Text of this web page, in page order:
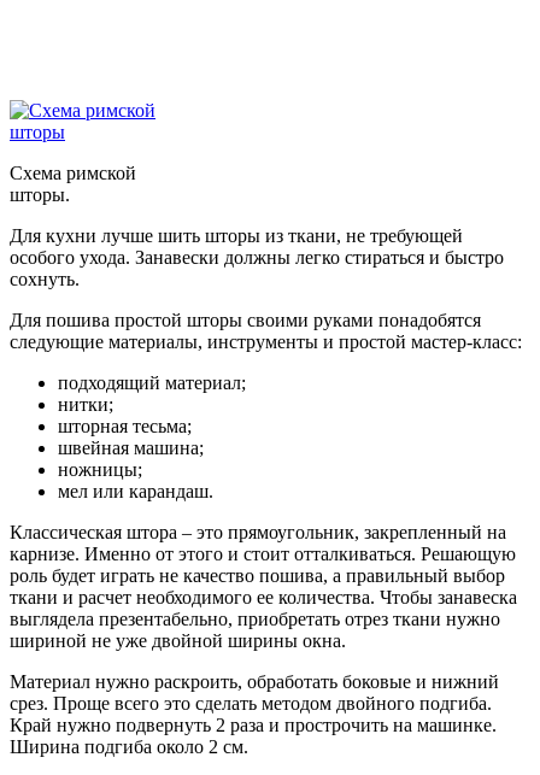
Схема римской
шторы.
Для кухни лучше шить шторы из ткани, не требующей
особого ухода. Занавески должны легко стираться и быстро
сохнуть.
Для пошива простой шторы своими руками понадобятся
следующие материалы, инструменты и простой мастер-класс:
подходящий материал;
нитки;
шторная тесьма;
швейная машина;
ножницы;
мел или карандаш.
Классическая штора – это прямоугольник, закрепленный на
карнизе. Именно от этого и стоит отталкиваться. Решающую
роль будет играть не качество пошива, а правильный выбор
ткани и расчет необходимого ее количества. Чтобы занавеска
выглядела презентабельно, приобретать отрез ткани нужно
шириной не уже двойной ширины окна.
Материал нужно раскроить, обработать боковые и нижний
срез. Проще всего это сделать методом двойного подгиба.
Край нужно подвернуть 2 раза и прострочить на машинке.
Ширина подгиба около 2 см.